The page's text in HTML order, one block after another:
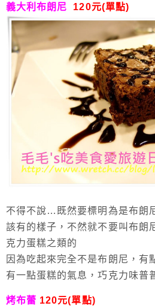
義大利布朗尼 120元(單點)
不得不說…既然要標明為是布朗
該有的樣子，不然就不要叫布朗
克力蛋糕之類的
因為吃起來完全不是布朗尼，有
有一點蛋糕的氣息，巧克力味普
烤布蕾 120元(單點)